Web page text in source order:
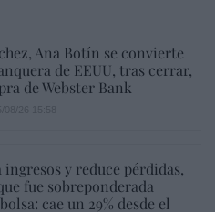
Ana Botín se convierte
de EEUU, tras cerrar,
de Webster Bank
ingresos y reduce pérdidas,
fue sobreponderada
cae un 29% desde el